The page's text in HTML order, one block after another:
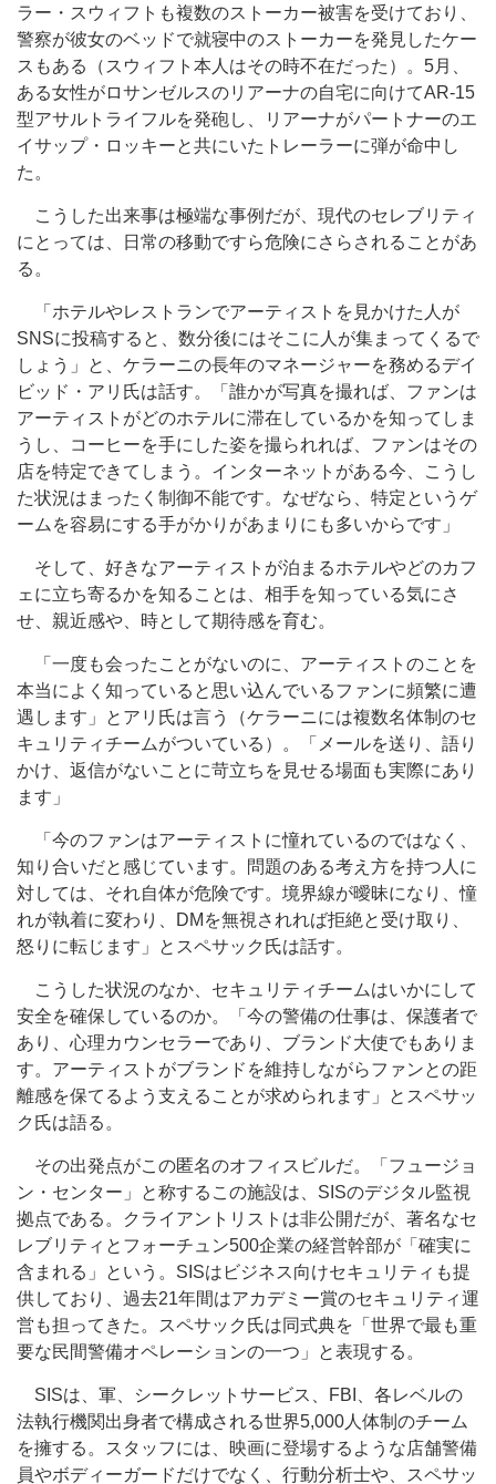
ラー・スウィフトも複数のストーカー被害を受けており、
警察が彼女のベッドで就寝中のストーカーを発見したケー
スもある（スウィフト本人はその時不在だった）。5月、
ある女性がロサンゼルスのリアーナの自宅に向けてAR-15
型アサルトライフルを発砲し、リアーナがパートナーのエ
イサップ・ロッキーと共にいたトレーラーに弾が命中し
た。
こうした出来事は極端な事例だが、現代のセレブリティ
にとっては、日常の移動ですら危険にさらされることがあ
る。
「ホテルやレストランでアーティストを見かけた人が
SNSに投稿すると、数分後にはそこに人が集まってくるで
しょう」と、ケラーニの長年のマネージャーを務めるデイ
ビッド・アリ氏は話す。「誰かが写真を撮れば、ファンは
アーティストがどのホテルに滞在しているかを知ってしま
うし、コーヒーを手にした姿を撮られれば、ファンはその
店を特定できてしまう。インターネットがある今、こうし
た状況はまったく制御不能です。なぜなら、特定というゲ
ームを容易にする手がかりがあまりにも多いからです」
そして、好きなアーティストが泊まるホテルやどのカフ
ェに立ち寄るかを知ることは、相手を知っている気にさ
せ、親近感や、時として期待感を育む。
「一度も会ったことがないのに、アーティストのことを
本当によく知っていると思い込んでいるファンに頻繁に遭
遇します」とアリ氏は言う（ケラーニには複数名体制のセ
キュリティチームがついている）。「メールを送り、語り
かけ、返信がないことに苛立ちを見せる場面も実際にあり
ます」
「今のファンはアーティストに憧れているのではなく、
知り合いだと感じています。問題のある考え方を持つ人に
対しては、それ自体が危険です。境界線が曖昧になり、憧
れが執着に変わり、DMを無視されれば拒絶と受け取り、
怒りに転じます」とスペサック氏は話す。
こうした状況のなか、セキュリティチームはいかにして
安全を確保しているのか。「今の警備の仕事は、保護者で
あり、心理カウンセラーであり、ブランド大使でもありま
す。アーティストがブランドを維持しながらファンとの距
離感を保てるよう支えることが求められます」とスペサッ
ク氏は語る。
その出発点がこの匿名のオフィスビルだ。「フュージョ
ン・センター」と称するこの施設は、SISのデジタル監視
拠点である。クライアントリストは非公開だが、著名なセ
レブリティとフォーチュン500企業の経営幹部が「確実に
含まれる」という。SISはビジネス向けセキュリティも提
供しており、過去21年間はアカデミー賞のセキュリティ運
営も担ってきた。スペサック氏は同式典を「世界で最も重
要な民間警備オペレーションの一つ」と表現する。
SISは、軍、シークレットサービス、FBI、各レベルの
法執行機関出身者で構成される世界5,000人体制のチーム
を擁する。スタッフには、映画に登場するような店舗警備
員やボディーガードだけでなく、行動分析士や、スペサッ